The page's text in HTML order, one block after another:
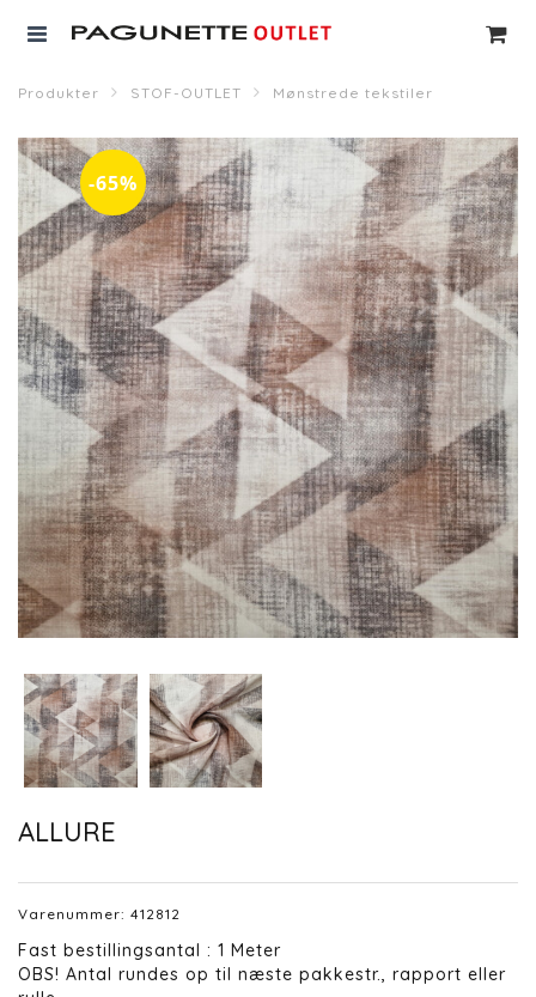
Produkter STOF-OUTLET Mønstrede tekstiler
-65%
ALLURE
Varenummer: 412812
Fast bestillingsantal : 1 Meter
OBS! Antal rundes op til næste pakkestr., rapport eller